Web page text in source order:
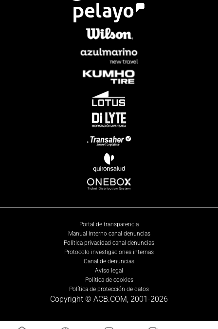
Portal de transparencia
Manual interno canal denuncias
Política privacidad canal denuncias
Protocolo investigaciones internas
Canal de denuncias
Aviso legal
Política de cookies
Política de protección de datos
Copyright © ACB.COM, 2001-2026